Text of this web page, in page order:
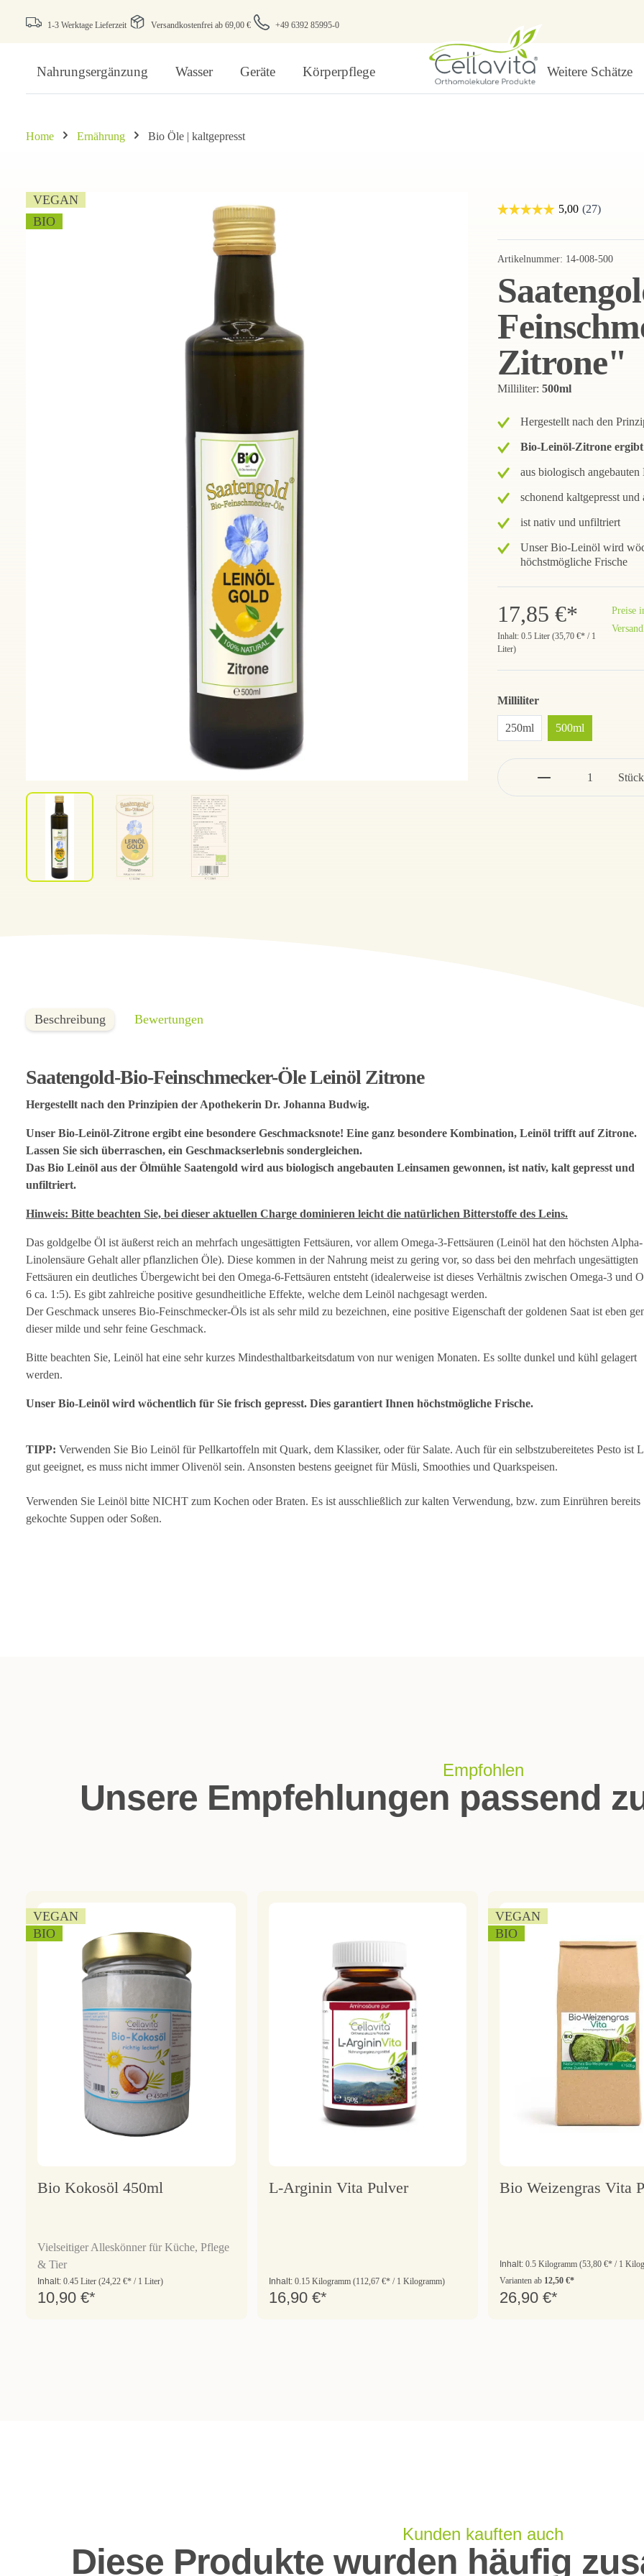
1-3 Werktage Lieferzeit Versandkostenfrei ab 69,00 € +49 6392 85995-0
Nahrungsergänzung Wasser Geräte Körperpflege Weitere Schätze
Home Ernährung Bio Öle | kaltgepresst
VEGAN
BIO
Artikelnummer: 14-008-500
Zitrone"
Milliliter: 500ml
Hergestellt nach den
Bio-Leinöl-Zitrone ergibt
aus biologisch
schonend kaltgepresst
ist nativ und unfiltriert
Unser Bio-Leinöl wird
höchstmögliche Frische
17,85 €*
Inhalt: 0.5 Liter (35,70 €* / 1
Liter)
Preise
Milliliter
250ml 500ml
Stück
Beschreibung Bewertungen
Saatengold-Bio-Feinschmecker-Öle Leinöl Zitrone
Hergestellt nach den Prinzipien der Apothekerin Dr. Johanna Budwig.
Unser Bio-Leinöl-Zitrone ergibt eine besondere Geschmacksnote! Eine ganz besondere Kombination, Leinöl trifft auf Zitrone.
Lassen Sie sich überraschen, ein Geschmackserlebnis sondergleichen.
Das Bio Leinöl aus der Ölmühle Saatengold wird aus biologisch angebauten Leinsamen gewonnen, ist nativ, kalt gepresst und
unfiltriert.
Hinweis: Bitte beachten Sie, bei dieser aktuellen Charge dominieren leicht die natürlichen Bitterstoffe des Leins.
Das goldgelbe Öl ist äußerst reich an mehrfach ungesättigten Fettsäuren, vor allem Omega-3-Fettsäuren (Leinöl hat den höchsten Alpha-
Linolensäure Gehalt aller pflanzlichen Öle). Diese kommen in der Nahrung meist zu gering vor, so dass bei den mehrfach ungesättigten
Fettsäuren ein deutliches Übergewicht bei den Omega-6-Fettsäuren entsteht (idealerweise ist dieses Verhältnis zwischen Omega-3 und
6 ca. 1:5). Es gibt zahlreiche positive gesundheitliche Effekte, welche dem Leinöl nachgesagt werden.
Der Geschmack unseres Bio-Feinschmecker-Öls ist als sehr mild zu bezeichnen, eine positive Eigenschaft der goldenen Saat ist eben
dieser milde und sehr feine Geschmack.
Bitte beachten Sie, Leinöl hat eine sehr kurzes Mindesthaltbarkeitsdatum von nur wenigen Monaten. Es sollte dunkel und kühl gelagert
werden.
Unser Bio-Leinöl wird wöchentlich für Sie frisch gepresst. Dies garantiert Ihnen höchstmögliche Frische.
TIPP: Verwenden Sie Bio Leinöl für Pellkartoffeln mit Quark, dem Klassiker, oder für Salate. Auch für ein selbstzubereitetes Pesto ist
gut geeignet, es muss nicht immer Olivenöl sein. Ansonsten bestens geeignet für Müsli, Smoothies und Quarkspeisen.
Verwenden Sie Leinöl bitte NICHT zum Kochen oder Braten. Es ist ausschließlich zur kalten Verwendung, bzw. zum Einrühren bereits
gekochte Suppen oder Soßen.
Empfohlen
Unsere Empfehlungen passend
VEGAN
BIO
Bio Kokosöl 450ml
Vielseitiger Alleskönner für Küche, Pflege
& Tier
Inhalt: 0.45 Liter (24,22 €* / 1 Liter)
10,90 €*
L-Arginin Vita Pulver
Inhalt: 0.15 Kilogramm (112,67 €* / 1 Kilogramm)
16,90 €*
VEGAN
BIO
Bio Weizengras Vita
Inhalt: 0.5 Kilogramm (53,80 €* / 1
Varianten ab 12,50 €*
26,90 €*
Kunden kauften auch
Diese Produkte wurden häufig